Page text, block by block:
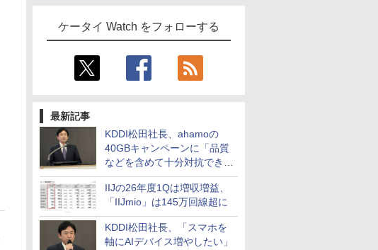
ケータイ Watch をフォローする
最新記事
KDDI松田社長、ahamoの
40GBキャンペーンに「品質
などを含めて十分対抗でき
る」
IIJの26年度1Qは増収増益、
「IIJmio」は145万回線超に
KDDI松田社長、「スマホを
軸にAIデバイス増やしたい」